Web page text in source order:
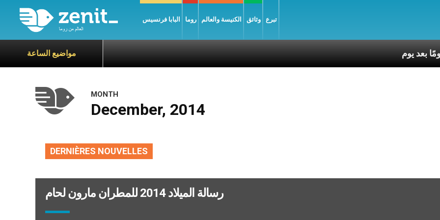
البابا فرنسيس روما الكنيسة والعالم وثائق تبرع
مواضيع الساعة
MONTH
December, 2014
DERNIÈRES NOUVELLES
رسالة الميلاد 2014 للمطران مارون لحام